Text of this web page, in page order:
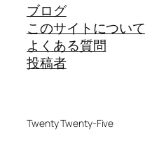
ブログ
このサイトについて
よくある質問
投稿者
Twenty Twenty-Five